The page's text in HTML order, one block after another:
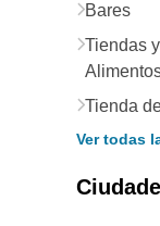
Bares
Tiendas
Tienda
Ver todas